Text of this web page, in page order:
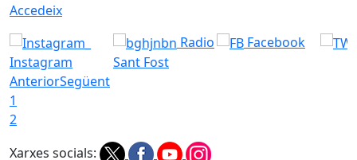
Accedeix
Instagram
Radio
Sant Fost
Facebook
AnteriorSegüent
1
2
Xarxes socials: